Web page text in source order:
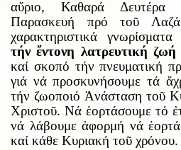
αὔριο, Καθαρά
Παρασκευή πρό τοῦ
χαρακτηριστικά γνωρίσματα
τήν ἔντονη λατρευτική
καί σκοπό τήν πνευματική
γιά νά προσκυνήσουμε τά
τήν ζωοποιό Ἀνάσταση τοῦ
Χριστοῦ. Νά ἑορτάσουμε τό
νά λάβουμε ἀφορμή νά
καί κάθε Κυριακή τοῦ χρόνου.